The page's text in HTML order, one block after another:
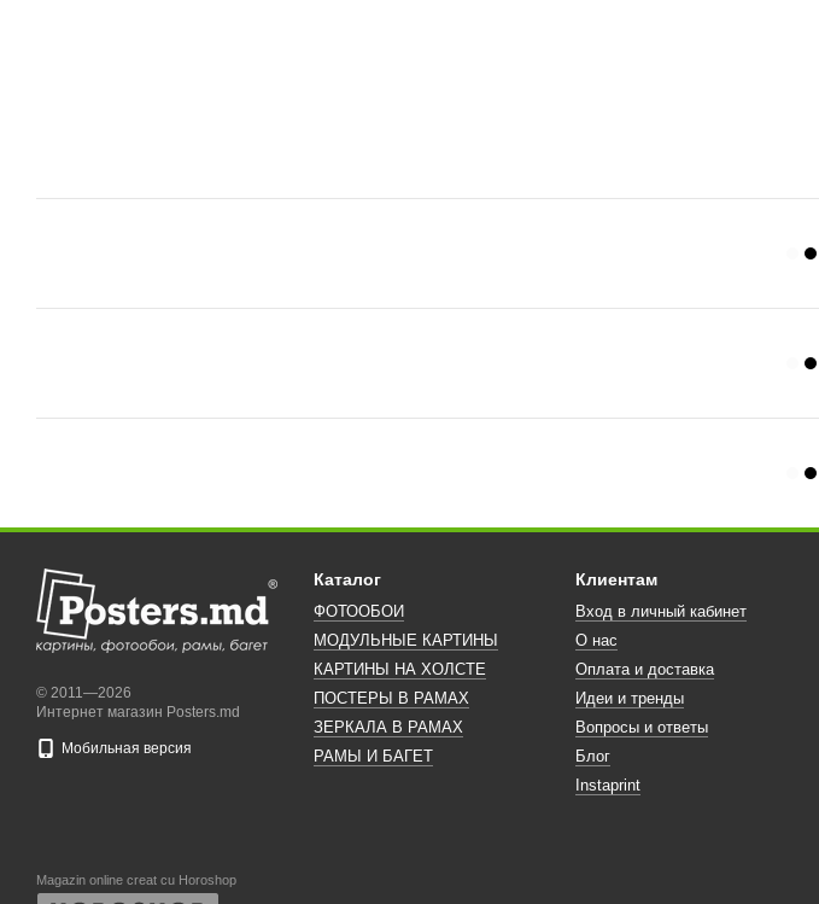
© 2011—2026
Интернет магазин Posters.md
Мобильная версия
Magazin online creat cu Horoshop
Каталог
ФОТООБОИ
МОДУЛЬНЫЕ КАРТИНЫ
КАРТИНЫ НА ХОЛСТЕ
ПОСТЕРЫ В РАМАХ
ЗЕРКАЛА В РАМАХ
РАМЫ И БАГЕТ
Клиентам
Вход в личный кабинет
О нас
Оплата и доставка
Идеи и тренды
Вопросы и ответы
Блог
Instaprint